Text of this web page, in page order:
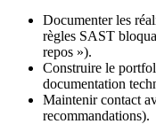
Documenter les
règles SAST
repos »).
Construire le
documentation
Maintenir contact
recommandations).